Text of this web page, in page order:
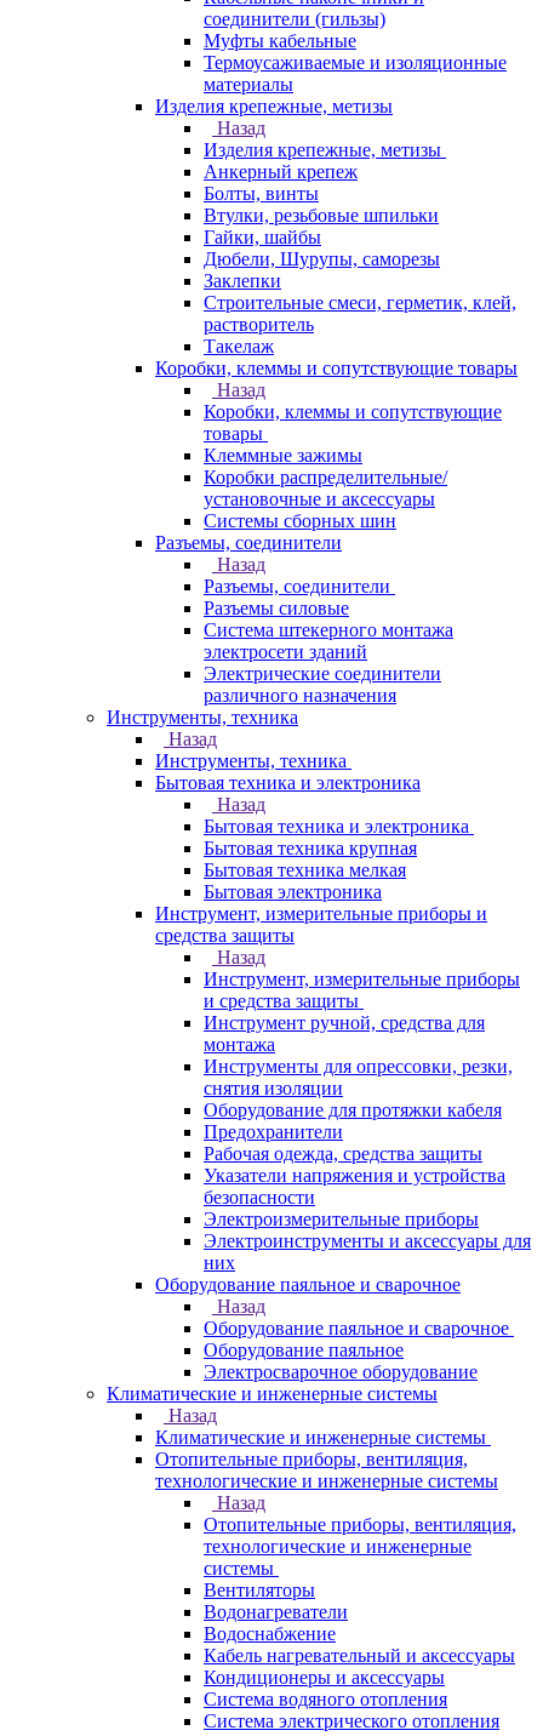
соединители (гильзы)
Муфты кабельные
Термоусаживаемые и изоляционные
материалы
Изделия крепежные, метизы
Назад
Изделия крепежные, метизы
Анкерный крепеж
Болты, винты
Втулки, резьбовые шпильки
Гайки, шайбы
Дюбели, Шурупы, саморезы
Заклепки
Строительные смеси, герметик, клей,
растворитель
Такелаж
Коробки, клеммы и сопутствующие товары
Назад
Коробки, клеммы и сопутствующие
товары
Клеммные зажимы
Коробки распределительные/
установочные и аксессуары
Системы сборных шин
Разъемы, соединители
Назад
Разъемы, соединители
Разъемы силовые
Система штекерного монтажа
электросети зданий
Электрические соединители
различного назначения
Инструменты, техника
Назад
Инструменты, техника
Бытовая техника и электроника
Назад
Бытовая техника и электроника
Бытовая техника крупная
Бытовая техника мелкая
Бытовая электроника
Инструмент, измерительные приборы и
средства защиты
Назад
Инструмент, измерительные приборы
и средства защиты
Инструмент ручной, средства для
монтажа
Инструменты для опрессовки, резки,
снятия изоляции
Оборудование для протяжки кабеля
Предохранители
Рабочая одежда, средства защиты
Указатели напряжения и устройства
безопасности
Электроизмерительные приборы
Электроинструменты и аксессуары для
них
Оборудование паяльное и сварочное
Назад
Оборудование паяльное и сварочное
Оборудование паяльное
Электросварочное оборудование
Климатические и инженерные системы
Назад
Климатические и инженерные системы
Отопительные приборы, вентиляция,
технологические и инженерные системы
Назад
Отопительные приборы, вентиляция,
технологические и инженерные
системы
Вентиляторы
Водонагреватели
Водоснабжение
Кабель нагревательный и аксессуары
Кондиционеры и аксессуары
Система водяного отопления
Система электрического отопления